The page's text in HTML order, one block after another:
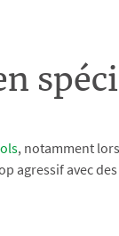
, notamment
agressif avec